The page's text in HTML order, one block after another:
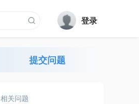
登录
提交问题
相关问题